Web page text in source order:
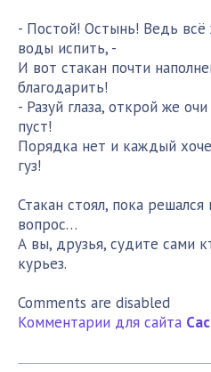
- Постой! Остынь! Ведь всё
воды испить, -
И вот стакан почти
благодарить!
- Разуй глаза, открой же
пуст!
Порядка нет и каждый
гуз!
Стакан стоял, пока
вопрос…
А вы, друзья, судите сами
курьез.
Comments are disabled
Комментарии для сайта